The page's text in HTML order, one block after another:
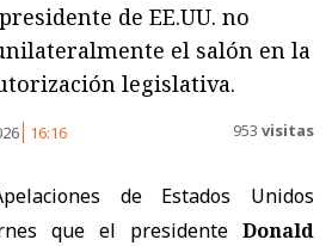
de EE.UU. no
el salón en la
legislativa.
16:16 953 visitas
de Estados Unidos
que el presidente Donald